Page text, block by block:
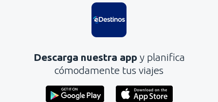
Contiene información incorrecta
No profundiza en el tema
Enviar
Descarga nuestra app y planifica
cómodamente tus viajes